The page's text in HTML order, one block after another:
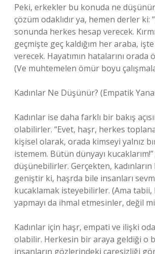
Peki, erkekler bu konuda ne
çözüm odaklıdır ya, hemen derler ki:
sonunda herkes hesap verecek.
geçmişte geç kaldığım her araba,
verecek. Hayatımın hatalarını orada
(Ve muhtemelen ömür boyu
Kadınlar Ne Düşünür? (Empatik
Kadınlar ise daha farklı bir bakış
olabilirler. “Evet, haşr, herkes
kişisel olarak, orada kimseyi yalnız
istemem. Bütün dünyayı
düşünebilirler. Gerçekten,
geniştir ki, haşrda bile insanları
kucaklamak isteyebilirler. (Ama
yapmayı da ihmal etmesinler, değil
Kadınlar için haşr, empati ve ilişki
olabilir. Herkesin bir araya geldiği o
insanların gözlerindeki çaresizliği